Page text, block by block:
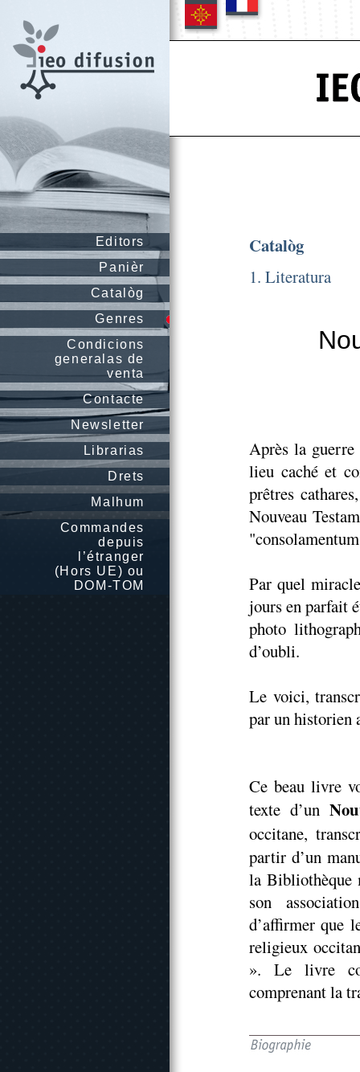
Editors
Panièr
Catalòg
Genres
Condicions
generalas de
venta
Contacte
Newsletter
Librarias
Drets
Malhum
Commandes
depuis
l’étranger
(Hors UE) ou
DOM-TOM
Catalòg
1. Literatura
Après la
lieu caché et
prêtres
Nouveau
Par quel
jours en parfait
photo
d’oubli.
Le voici,
par un historien
Ce beau livre
texte d’un
occitane,
partir d’un
la Bibliothèque
son
d’affirmer que
religieux
». Le livre
comprenant la